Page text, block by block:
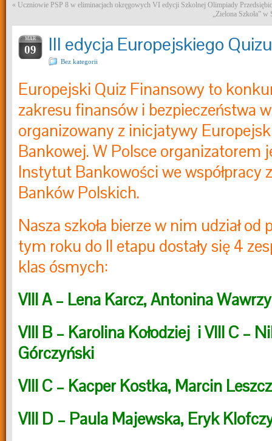
« Uczniowie PSP 8 w eliminacjach okręgowych VI edycji Szkolnej Olimpiady
„Zielona Szkoła”
MAR
09 III edycja Europejskiego
Bez kategorii
Europejski Quiz Finansowy to k
zakresu finansów i bezpieczeństwa
organizowany z inicjatywy
Bankowej. W Polsce organizatorem
Instytut Bankowości we współpracy
Banków Polskich.
Nasza szkoła bierze w nim udział od
tym roku do II etapu dostały się 4
klas ósmych:
VIII A – Lena Karcz, Antonina
VIII B – Karolina Kołodziej i VIII C –
Górczyński
VIII C – Kacper Kostka, Marcin
VIII D – Paula Majewska, Eryk